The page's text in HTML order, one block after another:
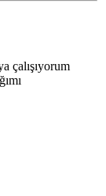
çalışıyorum